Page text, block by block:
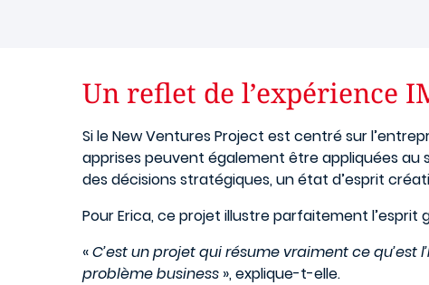
Un reflet de l’expérience
Si le New Ventures Project est centré sur
apprises peuvent également être appliquées au
des décisions stratégiques, un état d’esprit
Pour Erica, ce projet illustre parfaitement l’esprit
«C’est un projet qui résume vraiment ce
problème business », explique-t-elle.